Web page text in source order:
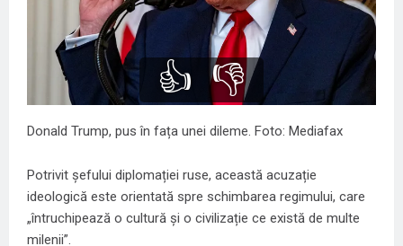
👍 👎
Donald Trump, pus în fața unei dileme. Foto: Mediafax
Potrivit șefului diplomației ruse, această acuzație
ideologică este orientată spre schimbarea regimului, care
„întruchipează o cultură și o civilizație ce există de multe
milenii”.